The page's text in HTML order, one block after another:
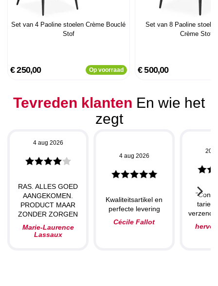
Set van 4 Paoline stoelen Crème Bouclé
Stof
€ 250,00 Op voorraad
Set van 8 Paoline
Crème Stof
€ 500,00
Tevreden klanten En wie het
zegt
4 aug 2026
RAS. ALLES GOED
AANGEKOMEN.
PRODUCT MAAR
ZONDER ZORGEN
Marie-Laurence
Lassaux
4 aug 2026
Kwaliteitsartikel en
perfecte levering
Cécile Fallot
20
herve